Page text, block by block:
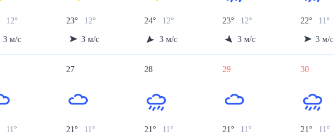
12°
3 м/с
23° 12°
3 м/с
24° 12°
3 м/с
23° 12°
3 м/с
22° 11°
3 м/
11°
27
21° 11°
28
21° 11°
29
21° 11°
30
21° 11°